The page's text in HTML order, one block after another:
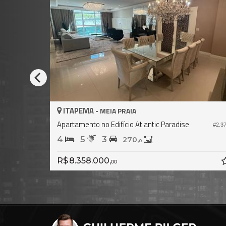
ITAPEMA - MEIA PRAIA
Apartamento no Edifício Atlantic Paradise
4 5 3 270,0
R$ 8.358.000,00